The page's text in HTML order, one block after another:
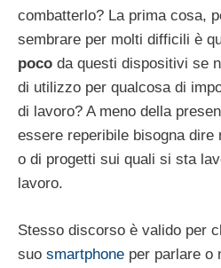
combatterlo? La prima cosa,
sembrare per molti difficili è
poco da questi dispositivi se
di utilizzo per qualcosa di
di lavoro? A meno della
essere reperibile bisogna dire
o di progetti sui quali si sta
lavoro.
Stesso discorso è valido per
suo smartphone per parlare o